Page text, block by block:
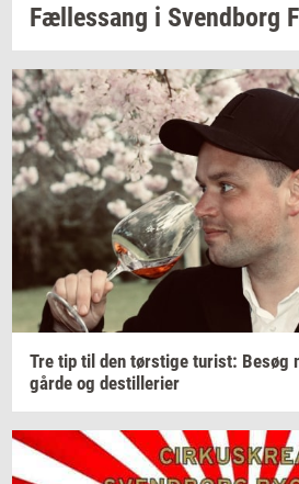
Fæl­les­sang i Svend­borg
Tre tip til den tørsti­ge turist: Besøg
går­de og destil­le­ri­er